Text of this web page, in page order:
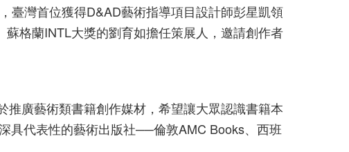
臺灣首位獲得D&AD藝術指導項目設計師彭星凱領
格蘭INTL大獎的劉育如擔任策展人，邀請創作者
廣藝術類書籍創作媒材，希望讓大眾認識書籍本
具代表性的藝術出版社──倫敦AMC Books、西班